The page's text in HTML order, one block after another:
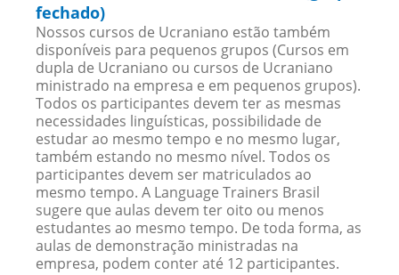
fechado)
Nossos cursos de Ucraniano estão também
disponíveis para pequenos grupos (Cursos em
dupla de Ucraniano ou cursos de Ucraniano
ministrado na empresa e em pequenos grupos).
Todos os participantes devem ter as mesmas
necessidades linguísticas, possibilidade de
estudar ao mesmo tempo e no mesmo lugar,
também estando no mesmo nível. Todos os
participantes devem ser matriculados ao
mesmo tempo. A Language Trainers Brasil
sugere que aulas devem ter oito ou menos
estudantes ao mesmo tempo. De toda forma, as
aulas de demonstração ministradas na
empresa, podem conter até 12 participantes.